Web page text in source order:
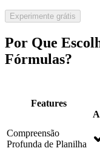
Experimente grátis
Por Que
Fórmulas?
Features
Compreensão
Profunda de Planilha